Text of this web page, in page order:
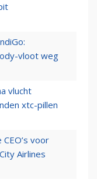
vloot weg
vlucht
xtc-pillen
voor
Airlines